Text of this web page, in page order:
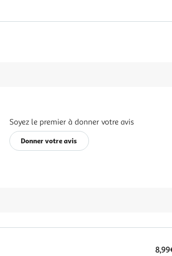
Soyez le premier à donner votre avis
Donner votre avis